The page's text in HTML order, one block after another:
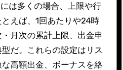
は多くの場合、上限や行
えば、1回あたりや24時
月次の累計上限、出金申
だ。これらの設定はリス
高額出金、ボーナスを絡